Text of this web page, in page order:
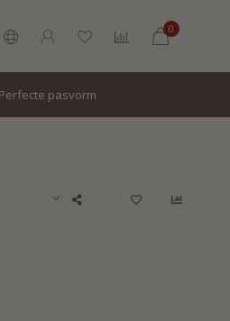
0
Italiaans design